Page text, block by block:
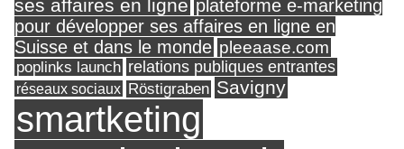
ses affaires en ligne plateforme e-marketing
pour développer ses affaires en ligne en
Suisse et dans le monde pleeaase.com
poplinks launch relations publiques entrantes
réseaux sociaux Röstigraben Savigny
smartketing